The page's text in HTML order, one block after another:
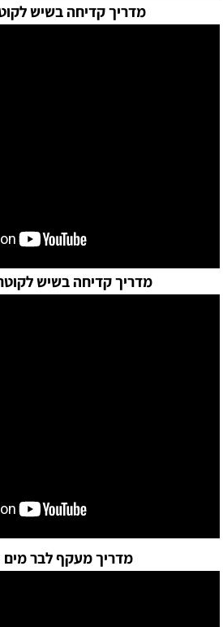
מדריך קדיחה בשיש לקוטר 35
מדריך קדיחה בשיש לקוטר 12
מדריך מעקף לבר מים